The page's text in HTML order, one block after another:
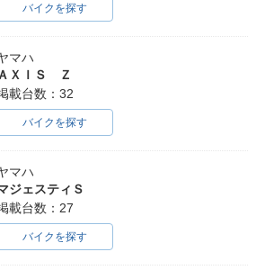
バイクを探す
マハ
ＡＸＩＳ Ｚ
載台数：32
バイクを探す
マハ
ジェスティＳ
載台数：27
バイクを探す